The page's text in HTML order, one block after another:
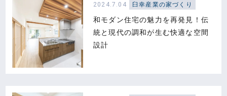
2024.7.04 臼幸産業の家づくり
和モダン住宅の魅力を再発見！伝
統と現代の調和が生む快適な空間
設計